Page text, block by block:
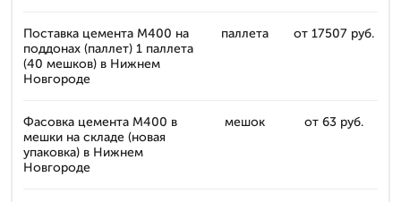
Поставка цемента М400 на
поддонах (паллет) 1 паллета
(40 мешков) в Нижнем
Новгороде
паллета от 17507 руб.
Фасовка цемента М400 в
мешки на складе (новая
упаковка) в Нижнем
Новгороде
мешок от 63 руб.